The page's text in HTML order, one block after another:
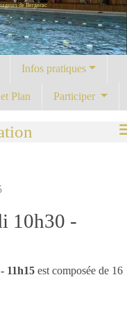
de Bergerac
Infos pratiques
Plan Participer
10h30 -
11h15 est composée de 16